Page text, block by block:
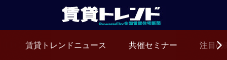
賃貸トレンドニュース 共催セミナー 注目の